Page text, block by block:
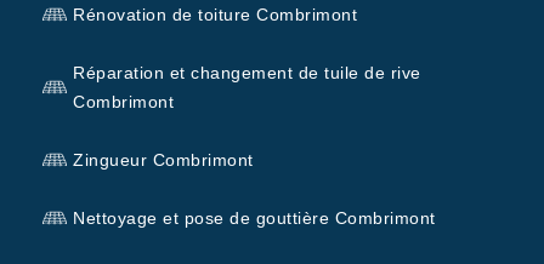
Rénovation de toiture Combrimont
Réparation et changement de tuile de rive
Combrimont
Zingueur Combrimont
Nettoyage et pose de gouttière Combrimont